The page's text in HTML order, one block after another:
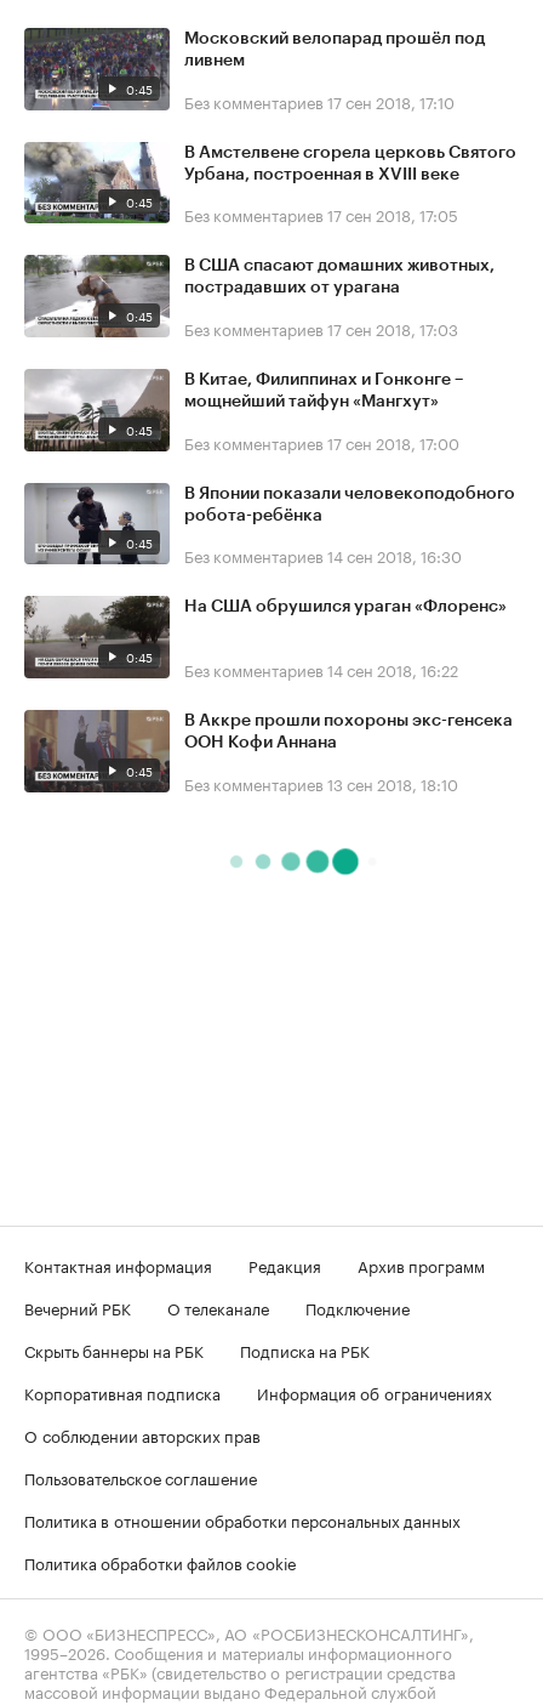
0:45
Московский велопарад прошёл под
ливнем
Без комментариев 17 сен 2018, 17:10
0:45
В Амстелвене сгорела церковь Святого
Урбана, построенная в XVIII веке
Без комментариев 17 сен 2018, 17:05
0:45
В США спасают домашних животных,
пострадавших от урагана
Без комментариев 17 сен 2018, 17:03
0:45
В Китае, Филиппинах и Гонконге –
мощнейший тайфун «Мангхут»
Без комментариев 17 сен 2018, 17:00
0:45
В Японии показали человекоподобного
робота-ребёнка
Без комментариев 14 сен 2018, 16:30
0:45
На США обрушился ураган «Флоренс»
Без комментариев 14 сен 2018, 16:22
0:45
В Аккре прошли похороны экс-генсека
ООН Кофи Аннана
Без комментариев 13 сен 2018, 18:10
Контактная информация Редакция
Архив программ
Вечерний РБК
О телеканале
Подключение
Скрыть баннеры на РБК
Подписка на РБК
Корпоративная подписка
Информация об ограничениях
О соблюдении авторских прав
Пользовательское соглашение
Политика в отношении обработки персональных данных
Политика обработки файлов cookie
© ООО «БИЗНЕСПРЕСС», АО «РОСБИЗНЕСКОНСАЛТИНГ»,
1995–2026 . Сообщения и материалы информационного
агентства «РБК» (свидетельство о регистрации средства
массовой информации выдано Федеральной службой